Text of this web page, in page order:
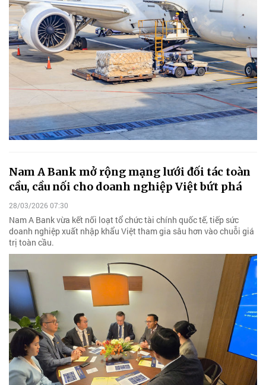
Nam A Bank mở rộng mạng lưới đối tác toàn
cầu, cầu nối cho doanh nghiệp Việt bứt phá
28/03/2026 07:30
Nam A Bank vừa kết nối loạt tổ chức tài chính quốc tế, tiếp sức
doanh nghiệp xuất nhập khẩu Việt tham gia sâu hơn vào chuỗi giá
trị toàn cầu.